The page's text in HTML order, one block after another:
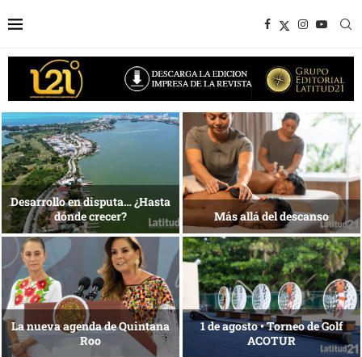
Bottega, un viaje servido a la
mesa
Energía que Impulsa la
competitividad
Reconocimiento de viajeros La esencia del servicio